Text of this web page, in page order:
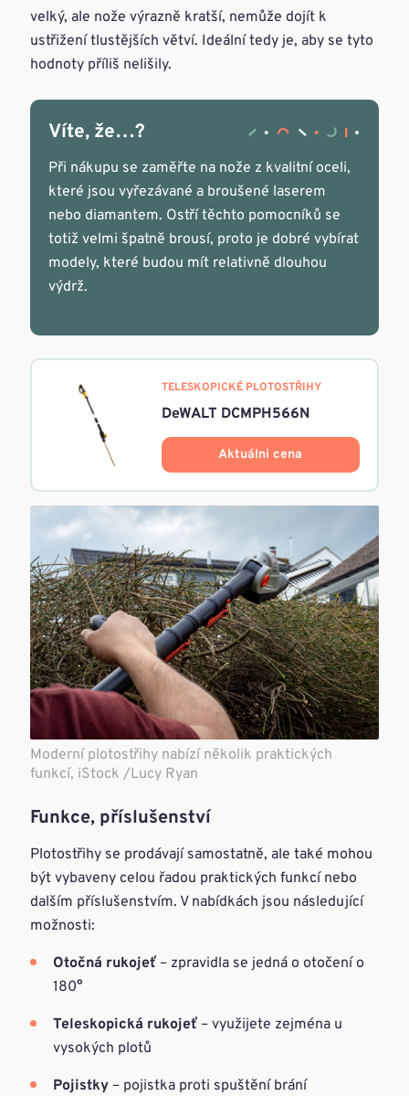
velký, ale nože výrazně kratší, nemůže dojít k
ustřižení tlustějších větví. Ideální tedy je, aby se tyto
hodnoty příliš nelišily.
Víte, že…?
Při nákupu se zaměřte na nože z kvalitní oceli,
které jsou vyřezávané a broušené laserem
nebo diamantem. Ostří těchto pomocníků se
totiž velmi špatně brousí, proto je dobré vybírat
modely, které budou mít relativně dlouhou
výdrž.
TELESKOPICKÉ PLOTOSTŘIHY
DeWALT DCMPH566N
Aktuálni cena
Moderní plotostřihy nabízí několik praktických
funkcí, iStock /Lucy Ryan
Funkce, příslušenství
Plotostřihy se prodávají samostatně, ale také mohou
být vybaveny celou řadou praktických funkcí nebo
dalším příslušenstvím. V nabídkách jsou následující
možnosti:
Otočná rukojeť – zpravidla se jedná o otočení o
180°
Teleskopická rukojeť – využijete zejména u
vysokých plotů
Pojistky – pojistka proti spuštění brání